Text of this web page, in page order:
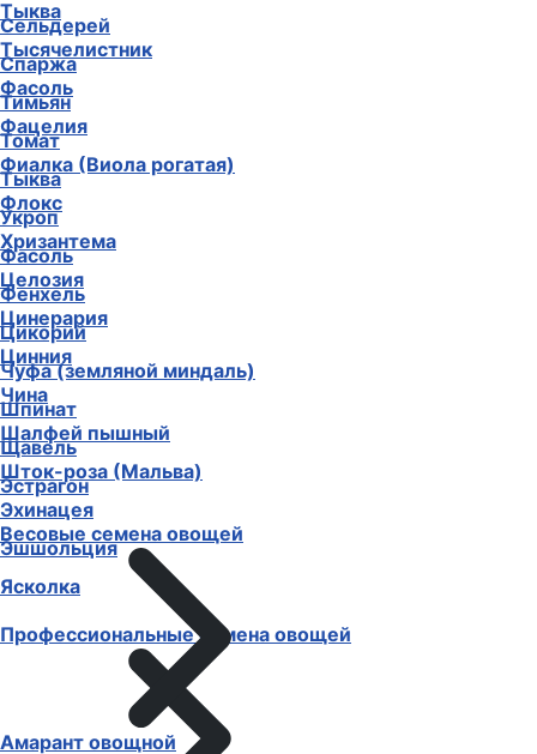
Тыква
Тысячелистник
Фасоль
Фацелия
Фиалка (Виола рогатая)
Флокс
Хризантема
Целозия
Цинерария
Цинния
Чина
Шалфей пышный
Шток-роза (Мальва)
Эхинацея
Эшшольция
Ясколка
Профессиональные семена овощей
Сельдерей
Спаржа
Тимьян
Томат
Тыква
Укроп
Фасоль
Фенхель
Цикорий
Чуфа (земляной миндаль)
Шпинат
Щавель
Эстрагон
Весовые семена овощей
Амарант овощной